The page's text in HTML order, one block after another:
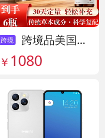
跨境
跨境品美国拜滋牛黄安神宝 货号141775
￥ 1080